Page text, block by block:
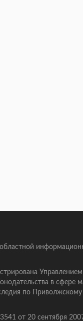
в сфере
по
от 20 сентября